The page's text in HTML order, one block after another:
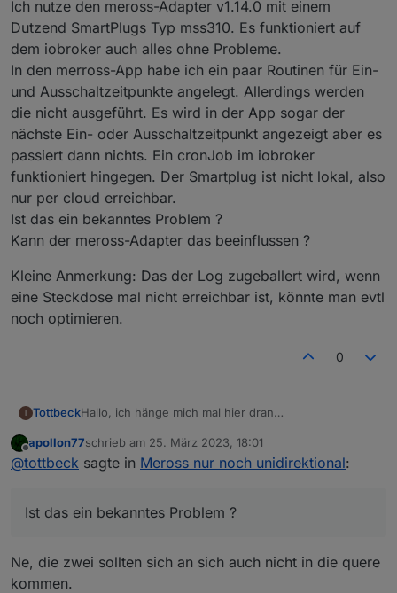
Ich nutze den meross-Adapter v1.14.0 mit einem
Dutzend SmartPlugs Typ mss310. Es funktioniert auf
dem iobroker auch alles ohne Probleme.
In den merross-App habe ich ein paar Routinen für Ein-
und Ausschaltzeitpunkte angelegt. Allerdings werden
die nicht ausgeführt. Es wird in der App sogar der
nächste Ein- oder Ausschaltzeitpunkt angezeigt aber es
passiert dann nichts. Ein cronJob im iobroker
funktioniert hingegen. Der Smartplug ist nicht lokal, also
nur per cloud erreichbar.
Ist das ein bekanntes Problem ?
Kann der meross-Adapter das beeinflussen ?
Kleine Anmerkung: Das der Log zugeballert wird, wenn
eine Steckdose mal nicht erreichbar ist, könnte man evtl
noch optimieren.
0
T TottbeckHallo, ich hänge mich mal hier dran
Dutzend SmartPlugs Typ mss310. Es funktioniert auf
dem iobroker auch alles ohne Probleme.
werden die nicht ausgeführt. Es wird in der App
im iobroker funktioniert hingegen. Der Smartplug ist
Kleine Anmerkung: Das der Log zugeballert wird,
wenn eine Steckdose mal nicht erreichbar ist, könnte
Offline
apollon77schrieb am 25. März 2023, 18:01
zuletzt editiert von
@tottbeck sagte in Meross nur noch unidirektional:
Ist das ein bekanntes Problem ?
Ne, die zwei sollten sich an sich auch nicht in die quere
kommen.